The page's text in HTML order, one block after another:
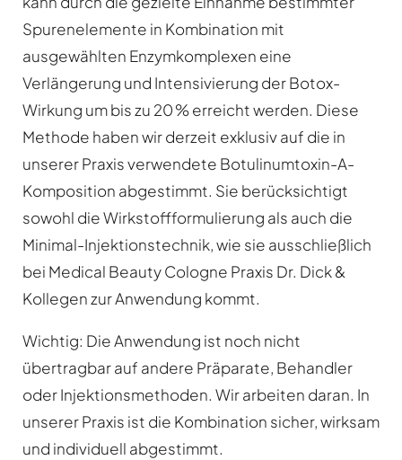
Spurenelemente in Kombination mit
ausgewählten Enzymkomplexen eine
Verlängerung und Intensivierung der Botox-
Wirkung um bis zu 20 % erreicht werden. Diese
Methode haben wir derzeit exklusiv auf die in
unserer Praxis verwendete Botulinumtoxin-A-
Komposition abgestimmt. Sie berücksichtigt
sowohl die Wirkstoffformulierung als auch die
Minimal-Injektionstechnik, wie sie ausschließlich
bei Medical Beauty Cologne Praxis Dr. Dick &
Kollegen zur Anwendung kommt.
Wichtig: Die Anwendung ist noch nicht
übertragbar auf andere Präparate, Behandler
oder Injektionsmethoden. Wir arbeiten daran. In
unserer Praxis ist die Kombination sicher, wirksam
und individuell abgestimmt.